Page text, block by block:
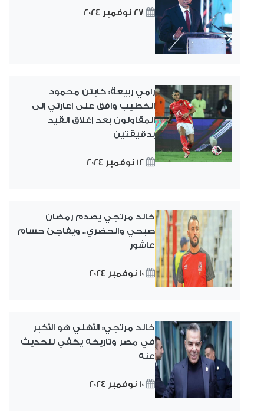
27 نوفمبر 2024
رامي ربيعة: كابتن محمود
الخطيب وافق على إعارتي إلى
المقاولون بعد إغلاق القيد
بدقيقتين
12 نوفمبر 2024
خالد مرتجي يصدم رمضان
صبحي والحضري.. ويفاجئ حسام
عاشور
10 نوفمبر 2024
خالد مرتجي: الأهلي هو الأكبر
في مصر وتاريخه يكفي للحديث
عنه
10 نوفمبر 2024